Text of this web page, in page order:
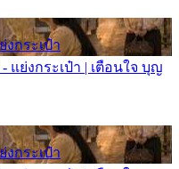
งกระเป๋า
แย่งกระเป๋า | เตือนใจ บุญ
งกระเป๋า